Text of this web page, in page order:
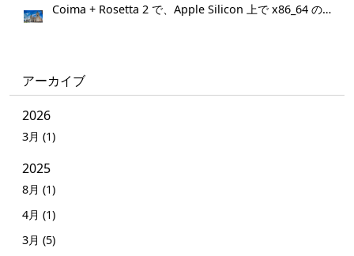
Coima + Rosetta 2 で、Apple Silicon 上で x86_64 の Docker イメージをビルドする (Docker desktop やめる)
アーカイブ
2026
3月 (1)
2025
8月 (1)
4月 (1)
3月 (5)